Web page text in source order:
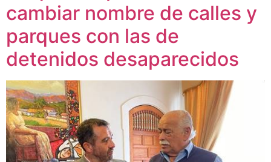
cambiar nombre de calles y
parques con las de
detenidos desaparecidos